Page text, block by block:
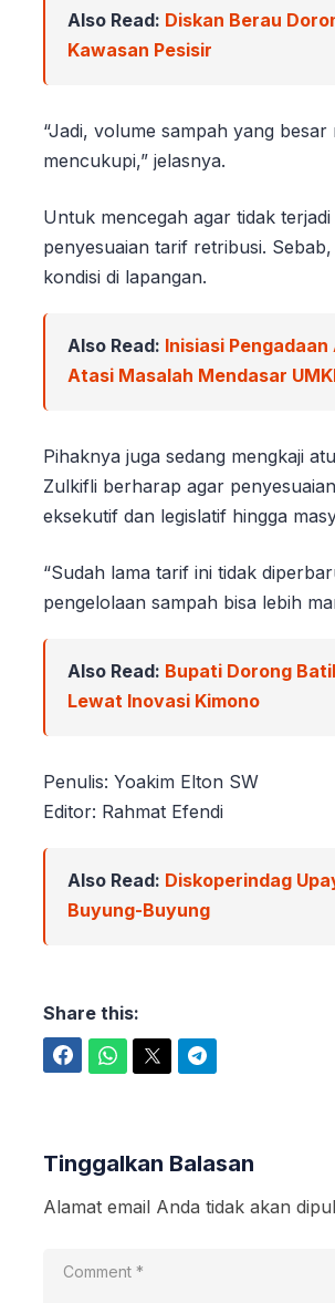
Also Read: Diskan Berau
Kawasan Pesisir
“Jadi, volume sampah yang
mencukupi,” jelasnya.
Untuk mencegah agar tidak
penyesuaian tarif retribusi.
kondisi di lapangan.
Also Read: Inisiasi
Atasi Masalah Mendasar
Pihaknya juga sedang mengkaji
Zulkifli berharap agar
eksekutif dan legislatif hingga
“Sudah lama tarif ini tidak
pengelolaan sampah bisa lebih
Also Read: Bupati Dorong
Lewat Inovasi Kimono
Penulis: Yoakim Elton SW
Editor: Rahmat Efendi
Also Read: Diskoperindag
Buyung-Buyung
Share this:
Tinggalkan Balasan
Alamat email Anda tidak akan